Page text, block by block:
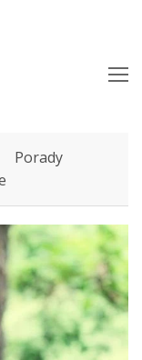
Porady